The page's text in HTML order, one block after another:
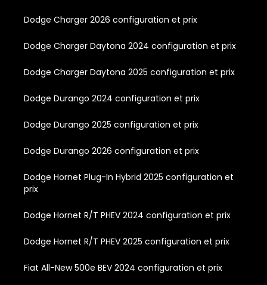
Dodge Charger 2026 configuration et prix
Dodge Charger Daytona 2024 configuration et prix
Dodge Charger Daytona 2025 configuration et prix
Dodge Durango 2024 configuration et prix
Dodge Durango 2025 configuration et prix
Dodge Durango 2026 configuration et prix
Dodge Hornet Plug-In Hybrid 2025 configuration et
prix
Dodge Hornet R/T PHEV 2024 configuration et prix
Dodge Hornet R/T PHEV 2025 configuration et prix
Fiat All-New 500e BEV 2024 configuration et prix